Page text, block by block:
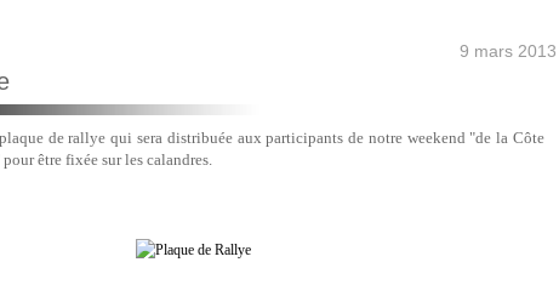
9 mars 2013
de rallye qui sera distribuée aux participants de notre weekend "de la Côte
être fixée sur les calandres.